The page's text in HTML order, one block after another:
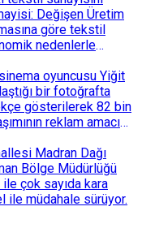
Değişen Üretim
göre tekstil
nedenlerle
veya
İstanbul içindeki
Yarımada’dan
gibi çevre
oyuncusu Yiğit
bir fotoğrafta
gösterilerek 82 bin
reklam amacı
için yargıya
Madran Dağı
Bölge Müdürlüğü
çok sayıda kara
ile müdahale sürüyor.